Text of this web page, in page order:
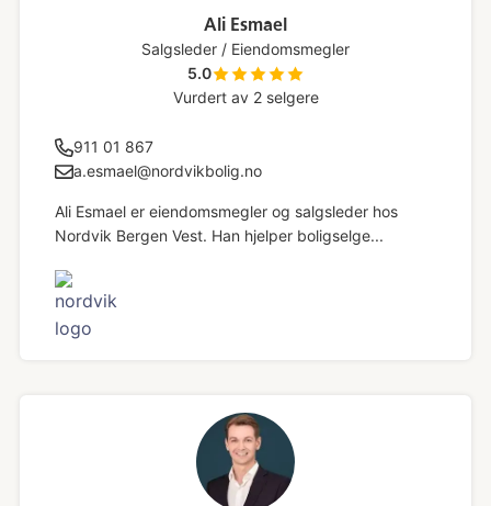
Ali Esmael
Salgsleder / Eiendomsmegler
5.0
Vurdert av 2 selgere
911 01 867
a.esmael@nordvikbolig.no
Ali Esmael er eiendomsmegler og salgsleder hos
Nordvik Bergen Vest. Han hjelper boligselge...